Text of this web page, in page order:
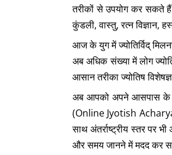
तरीकों से उपयोग कर सकते
कुंडली, वास्तु, रत्न विज्ञान,
आज के युग में ज्योतिर्विद्
अब अधिक संख्या में लोग
आसान तरीका ज्योतिष
अब आपको अपने आसपास के
(Online Jyotish
साथ अंतर्राष्ट्रीय स्तर पर
और समय जानने में मदद कर